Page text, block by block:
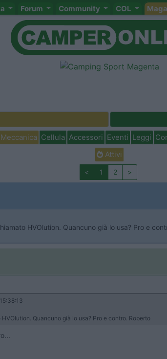
Forum Community COL
Meccanica Cellula Accessori Eventi Leggi
Attivi
< 1 2 >
HVOlution. Quancuno già lo usa? Pro e
15:38:13
Quancuno già lo usa? Pro e contro. Roberto